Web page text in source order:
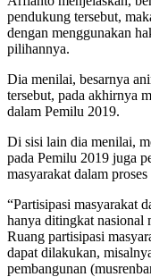
pendukung tersebut,
dengan menggunakan
pilihannya.
Dia menilai, besarnya
tersebut, pada akhirnya
dalam Pemilu 2019.
Di sisi lain dia menilai,
pada Pemilu 2019 juga
masyarakat dalam
“Partisipasi masyarakat
hanya ditingkat nasional
Ruang partisipasi
dapat dilakukan,
pembangunan